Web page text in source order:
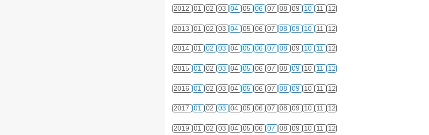
2012 01 02 03 04 05 06 07 08 09 10 11 12
2013 01 02 03 04 05 06 07 08 09 10 11 12
2014 01 02 03 04 05 06 07 08 09 10 11 12
2015 01 02 03 04 05 06 07 08 09 10 11 12
2016 01 02 03 04 05 06 07 08 09 10 11 12
2017 01 02 03 04 05 06 07 08 09 10 11 12
2019 01 02 03 04 05 06 07 08 09 10 11 12